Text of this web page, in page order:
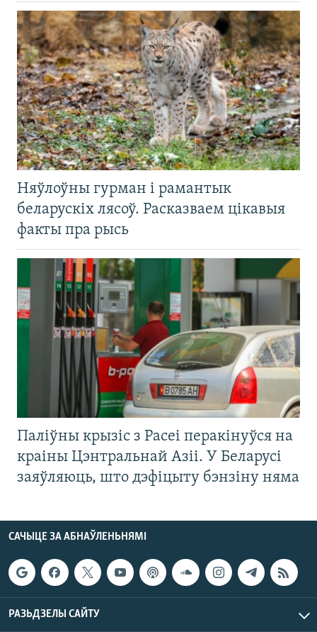
Няўлоўны гурман і рамантык
беларускіх лясоў. Расказваем цікавыя
факты пра рысь
Паліўны крызіс з Расеі перакінуўся на
краіны Цэнтральнай Азіі. У Беларусі
заяўляюць, што дэфіцыту бэнзіну няма
САЧЫЦЕ ЗА АБНАЎЛЕНЬНЯМІ
РАЗЬДЗЕЛЫ САЙТУ